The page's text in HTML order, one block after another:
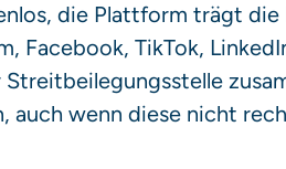
die Plattform trägt die
Facebook, TikTok,
auch wenn diese nicht